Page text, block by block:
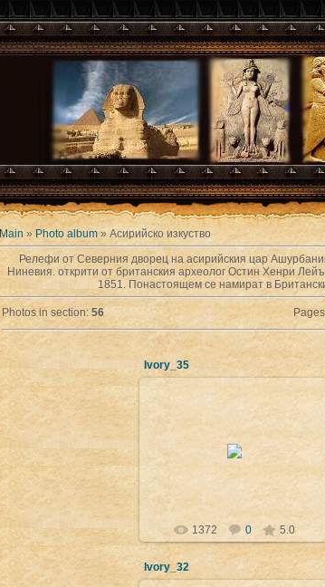
Main» Photo album» Асирийско изкуство
Релефи от Северния дворец на асирийския цар
Ниневия. открити от британския археолог Остин Хенри
1851. Понастоящем се намират в
Photos in section:56 Pages
Ivory_35
09.04.2012
Изображение на брадат мъж,
финикийски стил. Нимруд (Калху).
Багдад, Iraq National Museum.
1372 0 5.0
Ivory_32